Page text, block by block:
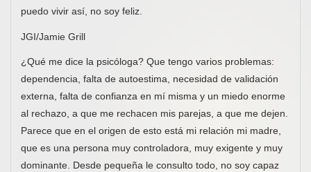
puedo vivir así, no soy feliz.
JGI/Jamie Grill
¿Qué me dice la psicóloga? Que tengo varios problemas:
dependencia, falta de autoestima, necesidad de validación
externa, falta de confianza en mí misma y un miedo enorme
al rechazo, a que me rechacen mis parejas, a que me dejen.
Parece que en el origen de esto está mi relación mi madre,
que es una persona muy controladora, muy exigente y muy
dominante. Desde pequeña le consulto todo, no soy capaz